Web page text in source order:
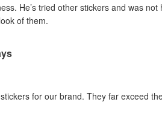
He’s tried other stickers and was
of them.
for our brand. They far exceed